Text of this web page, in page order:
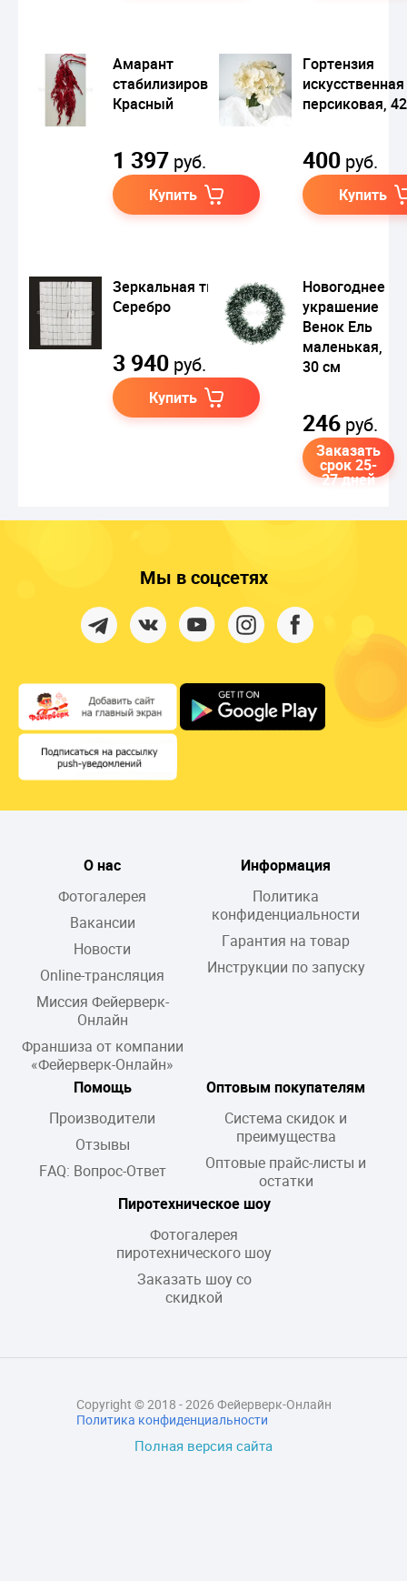
Амарант
стабилизированный,
Красный
1 397 руб.
Купить
Гортензия
искусственная
персиковая,
400 руб.
Купить
Зеркальная ткань,
Серебро
3 940 руб.
Купить
Новогоднее
украшение
Венок Ель
маленькая,
30 см
246 руб.
Заказать
срок 25-
27 дней
Мы в соцсетях
О нас
Фотогалерея
Вакансии
Новости
Online-трансляция
Миссия Фейерверк-
Онлайн
Франшиза от компании
«Фейерверк-Онлайн»
Информация
Политика
конфиденциальности
Гарантия на товар
Инструкции по запуску
Помощь
Производители
Отзывы
FAQ: Вопрос-Ответ
Оптовым покупателям
Система скидок и
преимущества
Оптовые прайс-листы и
остатки
Пиротехническое шоу
Фотогалерея
пиротехнического шоу
Заказать шоу со
скидкой
Полная версия сайта
Copyright © 2018 - 2026 Фейерверк-Онлайн
Политика конфиденциальности